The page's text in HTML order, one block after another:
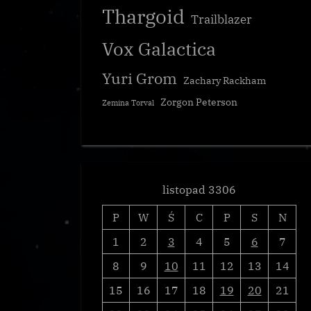
Thargoid Trailblazer
Vox Galactica
Yuri Grom Zachary Rackham
Zemina Torval Zorgon Peterson
listopad 3306
P
W Ś C P S
N
1
2 3 4 5 6
7
8
9 10 11 12 13
14
15
16 17 18 19 20
21